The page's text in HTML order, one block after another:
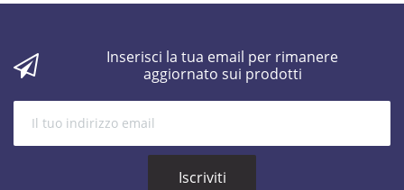
Inserisci la tua email per rimanere
aggiornato sui prodotti